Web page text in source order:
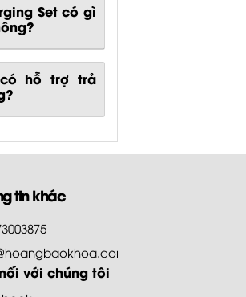
Setcó gì
hỗ trợ trả
tin khác
với chúng tôi